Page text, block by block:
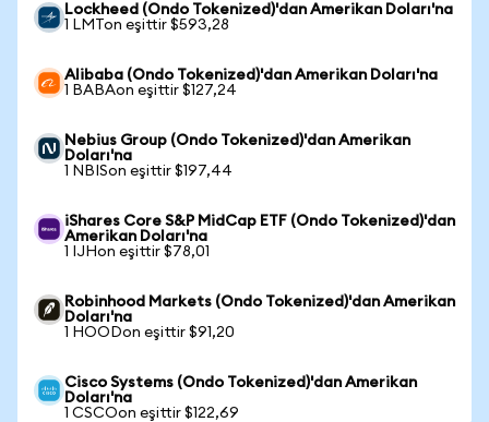
Lockheed (Ondo Tokenized)'dan Amerikan Doları'na
1 LMTon eşittir $593,28
Alibaba (Ondo Tokenized)'dan Amerikan Doları'na
1 BABAon eşittir $127,24
Nebius Group (Ondo Tokenized)'dan Amerikan
Doları'na
1 NBISon eşittir $197,44
iShares Core S&P MidCap ETF (Ondo Tokenized)'dan
Amerikan Doları'na
1 IJHon eşittir $78,01
Robinhood Markets (Ondo Tokenized)'dan Amerikan
Doları'na
1 HOODon eşittir $91,20
Cisco Systems (Ondo Tokenized)'dan Amerikan
Doları'na
1 CSCOon eşittir $122,69